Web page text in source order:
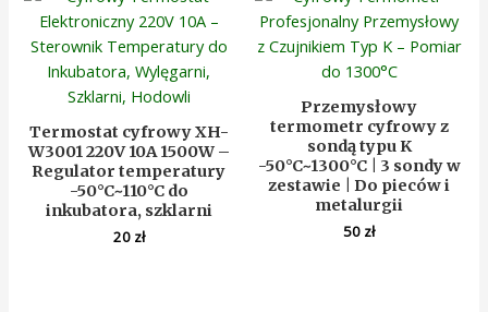
Termostat cyfrowy XH-
W3001 220V 10A 1500W –
Regulator temperatury
-50°C~110°C do
inkubatora, szklarni
20 zł
Przemysłowy
termometr cyfrowy z
sondą typu K
-50°C~1300°C | 3 sondy w
zestawie | Do pieców i
metalurgii
50 zł